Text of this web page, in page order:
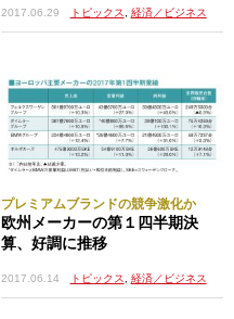
2017.06.29 トピックス 経済／ビジネス
プレミアムブランドの競争激化か
欧州メーカーの第１四半期決
算、好調に推移
2017.06.14 トピックス 経済／ビジネス